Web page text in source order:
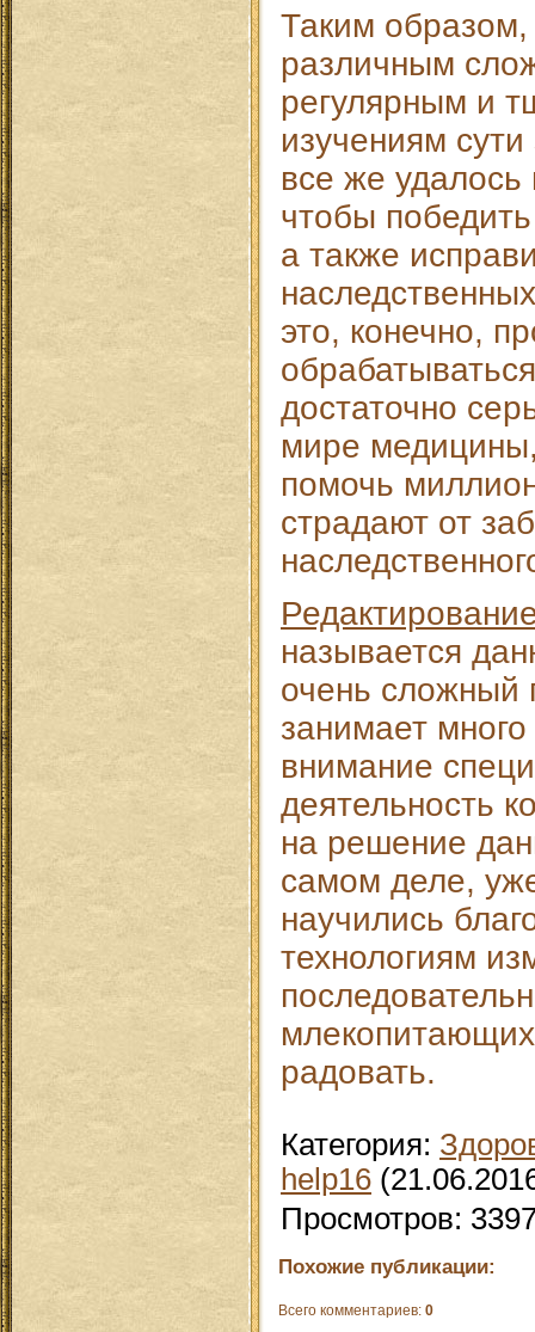
Таким образом,
различным
регулярным и
изучениям
все же
чтобы
а также
это, конечно,
достаточно
мире
помочь
страдают от
называется
очень сложный
занимает
внимание
деятельность
на решение
самом деле,
научились
технологиям
радовать.
Категория:
help16
Просмотров:
Похожие публикации:
Всего комментариев: 0